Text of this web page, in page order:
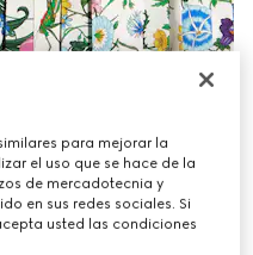
para mejorar la
el uso que se hace de la
de mercadotecnia y
en sus redes sociales. Si
usted las condiciones